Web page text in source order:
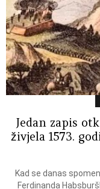
Jedan zapis
živjela 1573.
Kad se danas
Ferdinanda